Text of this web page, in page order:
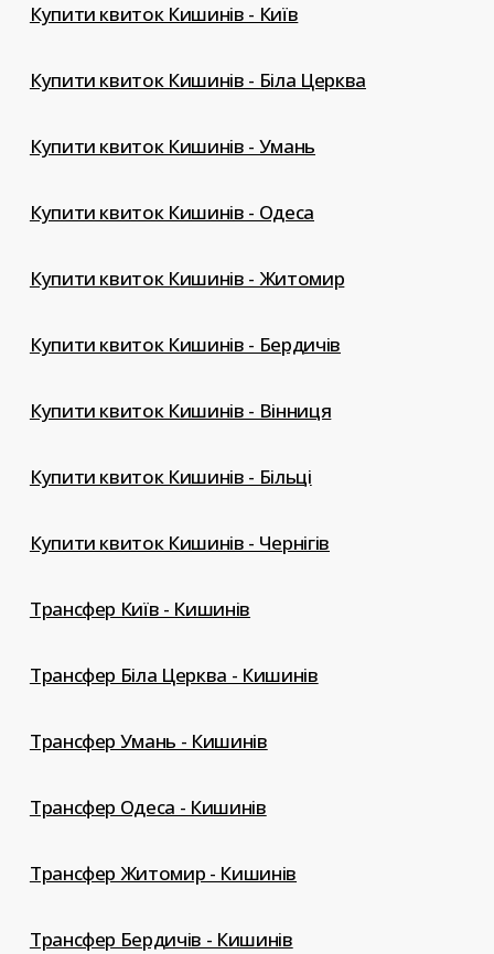
Купити квиток Кишинів - Київ
Купити квиток Кишинів - Біла Церква
Купити квиток Кишинів - Умань
Купити квиток Кишинів - Одеса
Купити квиток Кишинів - Житомир
Купити квиток Кишинів - Бердичів
Купити квиток Кишинів - Вінниця
Купити квиток Кишинів - Більці
Купити квиток Кишинів - Чернігів
Трансфер Київ - Кишинів
Трансфер Біла Церква - Кишинів
Трансфер Умань - Кишинів
Трансфер Одеса - Кишинів
Трансфер Житомир - Кишинів
Трансфер Бердичів - Кишинів